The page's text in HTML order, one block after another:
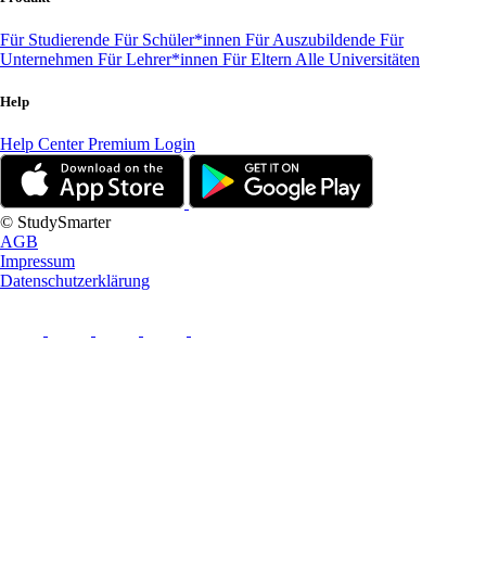
Für Studierende Für Schüler*innen Für Auszubildende Für
Unternehmen Für Lehrer*innen Für Eltern Alle Universitäten
Help
Help CenterPremium Login
© StudySmarter
AGB
Impressum
Datenschutzerklärung